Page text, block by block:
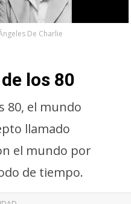
De Charlie
los 80
80, el mundo
llamado
el mundo por
de tiempo.